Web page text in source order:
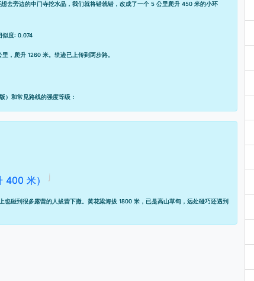
去旁边的中门寺挖水晶，我们就将错就错，改成了一个 5 公里爬升 450 米的小环
似度: 0.074
，爬升 1260 米。轨迹已上传到两步路
）和常见路线的强度等级：
米）
碰到很多露营的人拔营下撤。黄花梁海拔 1800 米，已是高山草甸，远处碰巧还遇到